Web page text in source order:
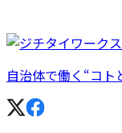
自治体で働く“コト